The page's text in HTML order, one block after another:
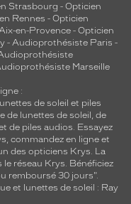
Strasbourg - Opticien
Rennes - Opticien
en-Provence - Opticien
- Audioprothésiste Paris -
Marseille
:
de soleil et piles
de lunettes de soleil, de
et de piles audios. Essayez
commandez en ligne et
des opticiens Krys. La
réseau Krys. Bénéficiez
remboursé 30 jours".
et lunettes de soleil : Ray